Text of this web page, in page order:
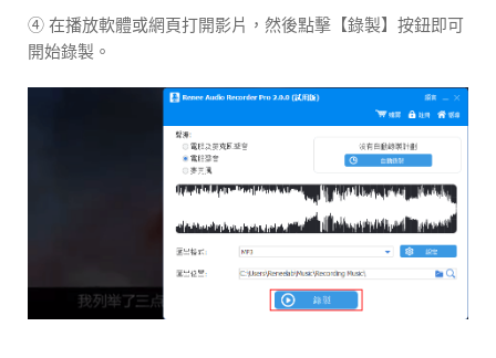
④ 在播放軟體或網頁打開影片，然後點擊【錄製】按鈕即可
開始錄製。